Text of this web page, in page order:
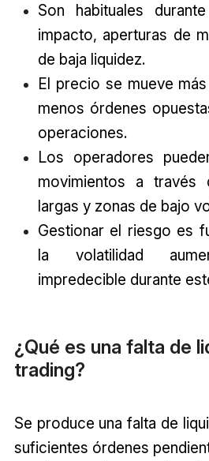
Son habituales
impacto, aperturas de
de baja liquidez.
El precio se mueve
menos órdenes
operaciones.
Los operadores
movimientos a través
largas y zonas de bajo
Gestionar el riesgo es
la volatilidad
impredecible durante
¿Qué es una falta de
trading?
Se produce una falta de
suficientes órdenes